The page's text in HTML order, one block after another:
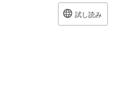
試し読み